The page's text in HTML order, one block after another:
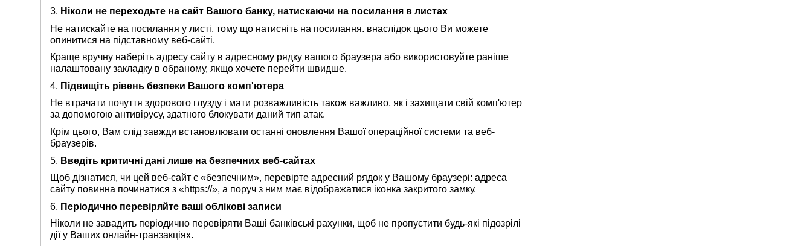
3. Ніколи не переходьте на сайт Вашого банку, натискаючи на посилання в листах
Не натискайте на посилання у листі, тому що натисніть на посилання. внаслідок цього Ви можете
опинитися на підставному веб-сайті.
Краще вручну наберіть адресу сайту в адресному рядку вашого браузера або використовуйте раніше
налаштовану закладку в обраному, якщо хочете перейти швидше.
4. Підвищіть рівень безпеки Вашого комп'ютера
Не втрачати почуття здорового глузду і мати розважливість також важливо, як і захищати свій комп'ютер
за допомогою антивірусу, здатного блокувати даний тип атак.
Крім цього, Вам слід завжди встановлювати останні оновлення Вашої операційної системи та веб-
браузерів.
5. Введіть критичні дані лише на безпечних веб-сайтах
Щоб дізнатися, чи цей веб-сайт є «безпечним», перевірте адресний рядок у Вашому браузері: адреса
сайту повинна починатися з «https://», а поруч з ним має відображатися іконка закритого замку.
6. Періодично перевіряйте ваші облікові записи
Ніколи не завадить періодично перевіряти Ваші банківські рахунки, щоб не пропустити будь-які підозрілі
дії у Ваших онлайн-транзакціях.